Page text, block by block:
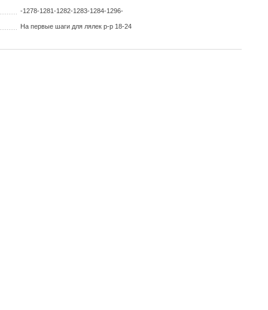
-1278-1281-1282-1283-1284-1296-
На первые шаги для лялек р-р 18-24